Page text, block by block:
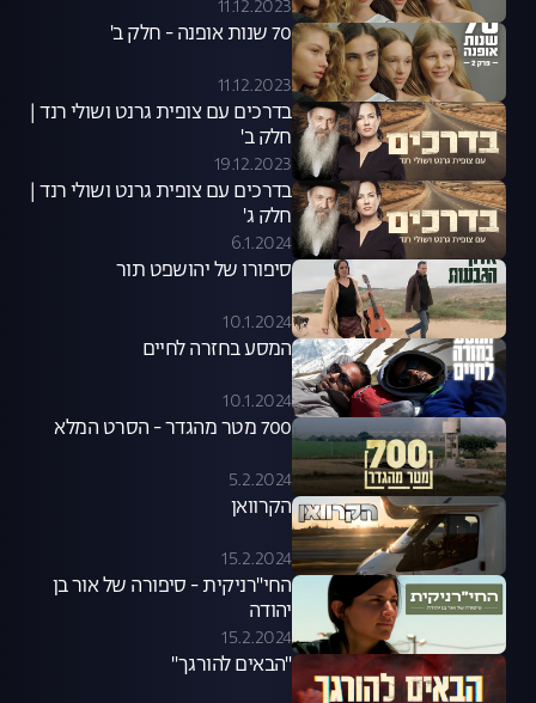
11.12.2023
70 שנות אופנה - חלק ב'
11.12.2023
בדרכים עם צופית גרנט ושולי רנד |
חלק ב'
19.12.2023
בדרכים עם צופית גרנט ושולי רנד |
חלק ג'
6.1.2024
סיפורו של יהושפט תור
10.1.2024
המסע בחזרה לחיים
10.1.2024
700 מטר מהגדר - הסרט המלא
5.2.2024
הקרוואן
15.2.2024
החי"רניקית - סיפורה של אור בן
יהודה
15.2.2024
"הבאים להורגך"